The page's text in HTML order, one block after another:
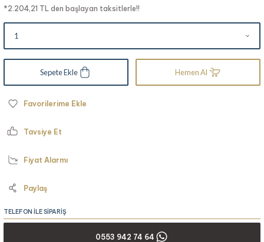
*2.204,21 TL den başlayan taksitlerle!!
Sepete Ekle Hemen Al
Tavsiye Et
Fiyat Alarmı
Paylaş
TELEFON İLE SİPARİŞ
0553 942 74 64